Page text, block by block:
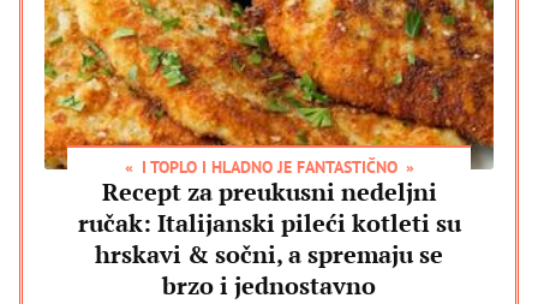
I TOPLO I HLADNO JE FANTASTIČNO
Recept za preukusni nedeljni
ručak: Italijanski pileći kotleti su
hrskavi & sočni, a spremaju se
brzo i jednostavno